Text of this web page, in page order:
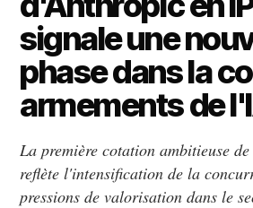
signale une
phase dans la
armements de
La première cotation ambitieuse
reflète l'intensification de la
pressions de valorisation dans le